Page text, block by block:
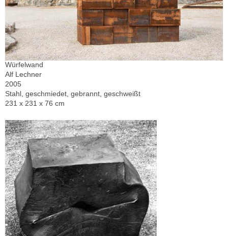
Würfelwand
Alf Lechner
2005
Stahl, geschmiedet, gebrannt, geschweißt
231 x 231 x 76 cm